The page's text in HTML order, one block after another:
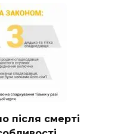
після смерті